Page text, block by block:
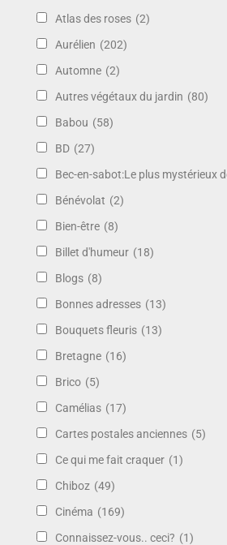
Atlas des roses (2)
Aurélien (202)
Automne (2)
Autres végétaux du jardin (80)
Babou (58)
BD (27)
Bec-en-sabot:Le plus mystérieux
Bénévolat (2)
Bien-être (8)
Billet d'humeur (18)
Blogs (8)
Bonnes adresses (13)
Bouquets fleuris (13)
Bretagne (16)
Brico (5)
Camélias (17)
Cartes postales anciennes (5)
Ce qui me fait craquer (1)
Chiboz (49)
Cinéma (169)
Connaissez-vous.. ceci? (1)